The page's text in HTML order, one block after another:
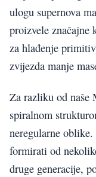
ulogu supernova
proizvele
za hlađenje
zvijezda manje
Za razliku od naše
spiralnom
neregularne
formirati od
druge generacije,